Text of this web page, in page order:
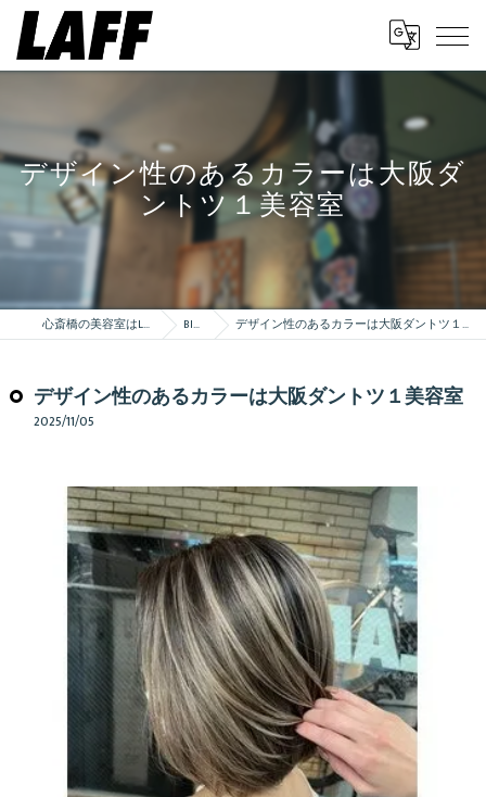
デザイン性のあるカラーは大阪ダ
ントツ１美容室
心斎橋の美容室はLAFF Blog デザイン性のあるカラーは大阪ダントツ１美容室
デザイン性のあるカラーは大阪ダントツ１美容室
2025/11/05